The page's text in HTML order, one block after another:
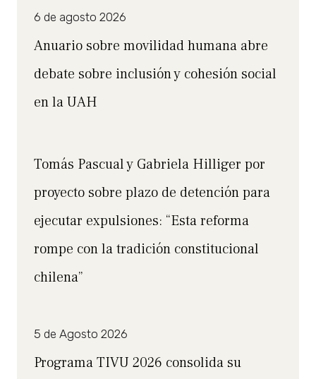
6 de agosto 2026
Anuario sobre movilidad humana abre
debate sobre inclusión y cohesión social
en la UAH
Tomás Pascual y Gabriela Hilliger por
proyecto sobre plazo de detención para
ejecutar expulsiones: “Esta reforma
rompe con la tradición constitucional
chilena”
5 de Agosto 2026
Programa TIVU 2026 consolida su